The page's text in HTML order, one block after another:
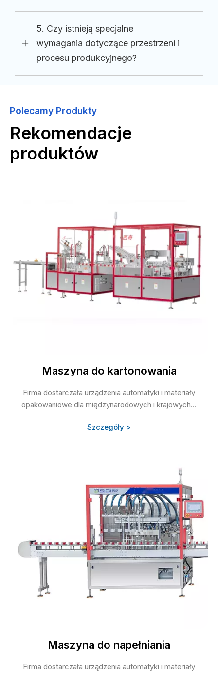
5. Czy istnieją specjalne
wymagania dotyczące przestrzeni i
procesu produkcyjnego?
Polecamy Produkty
Rekomendacje
produktów
Maszyna do kartonowania
Firma dostarczała urządzenia automatyki i materiały
opakowaniowe dla międzynarodowych i krajowych...
Szczegóły >
Maszyna do napełniania
Firma dostarczała urządzenia automatyki i materiały